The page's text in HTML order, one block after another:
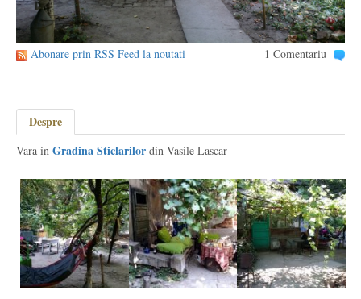
Abonare prin RSS Feed la noutati 1 Comentariu
Despre
Vara in Gradina Sticlarilor din Vasile Lascar